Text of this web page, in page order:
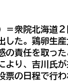
＝衆院北海道
した。鶏卵生
の責任を取っ
より、吉川氏
の日程で行わ